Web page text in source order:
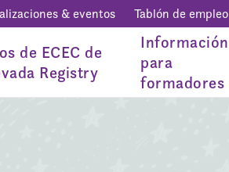
& eventos Tablón de empleo
de ECEC de
Registry
Información
para
formadores